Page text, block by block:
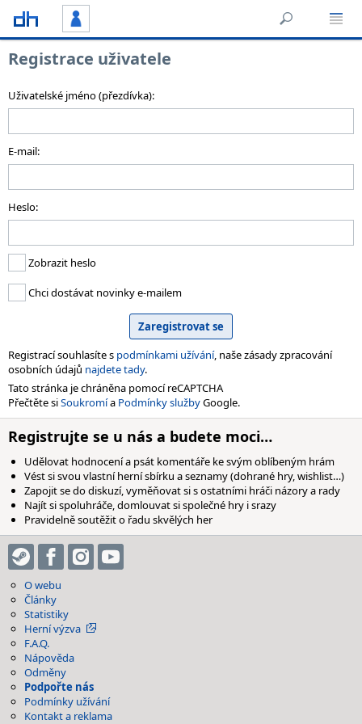
Registrace uživatele
Uživatelské jméno (přezdívka):
E-mail:
Heslo:
Zobrazit heslo
Chci dostávat novinky e-mailem
Registrací souhlasíte s podmínkami užívání, naše zásady zpracování
osobních údajů najdete tady.
Tato stránka je chráněna pomocí reCAPTCHA
Přečtěte siSoukromía Podmínky službyGoogle.
Registrujte se u nás a budete moci…
Udělovat hodnocení a psát komentáře ke svým oblíbeným hrám
Vést si svou vlastní herní sbírku a seznamy (dohrané hry, wishlist…)
Zapojit se do diskuzí, vyměňovat si s ostatními hráči názory a rady
Najít si spoluhráče, domlouvat si společné hry i srazy
Pravidelně soutěžit o řadu skvělých her
O webu
Články
Statistiky
Herní výzva
F.A.Q.
Nápověda
Odměny
Podpořte nás
Podmínky užívání
Kontakt a reklama